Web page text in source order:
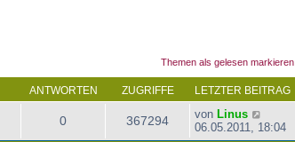
Themen als gelesen markieren
ANTWORTEN ZUGRIFFE LETZTER BEITRAG
0 367294 von Linus
06.05.2011, 18:04